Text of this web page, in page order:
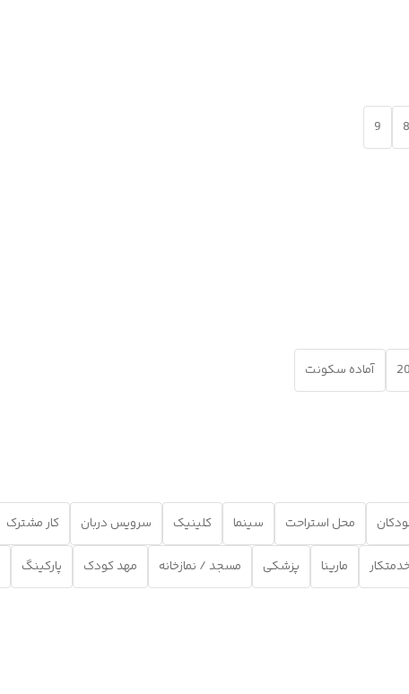
8
9
آماده سکونت
محل استراحت سینما کلینیک سرویس دربان کار مشترک
مارینا پزشکی مسجد / نمازخانه مهد کودک پارکینگ